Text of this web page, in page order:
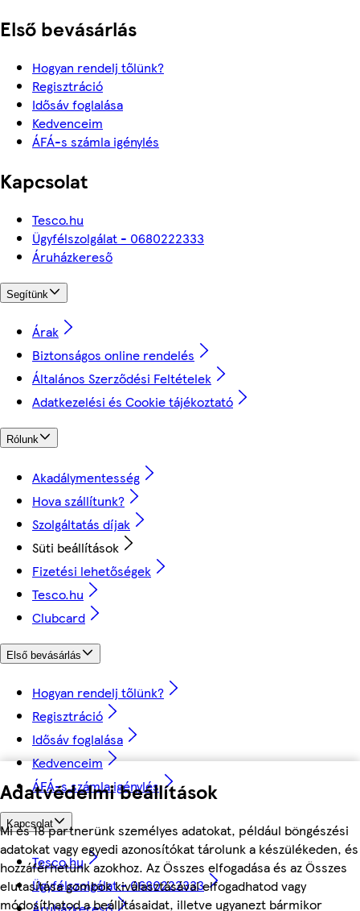
Adatvédelmi beállítások
Mi és 18 partnerünk személyes adatokat, például böngészési
adatokat vagy egyedi azonosítókat tárolunk a készülékeden, és
hozzáférhetünk azokhoz. Az Összes elfogadása és az Összes
elutasítása gombok kiválasztásával elfogadhatod vagy
módosíthatod a beállításaidat, illetve ugyanezt bármikor
Első bevásárlás
Hogyan rendelj tőlünk?
Regisztráció
Idősáv foglalása
Kedvenceim
ÁFÁ-s számla igénylés
Kapcsolat
Tesco.hu
Ügyfélszolgálat - 0680222333
Áruházkereső
Segítünk
Árak
Biztonságos online rendelés
Általános Szerződési Feltételek
Adatkezelési és Cookie tájékoztató
Rólunk
Akadálymentesség
Hova szállítunk?
Szolgáltatás díjak
Süti beállítások
Fizetési lehetőségek
Tesco.hu
Clubcard
Első bevásárlás
Hogyan rendelj tőlünk?
Regisztráció
Idősáv foglalása
Kedvenceim
ÁFÁ-s számla igénylés
Kapcsolat
Tesco.hu
Ügyfélszolgálat - 0680222333